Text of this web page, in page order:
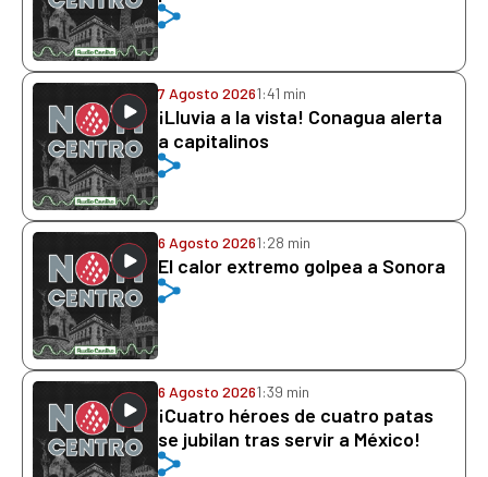
7 Agosto 20261:41 min
¡Lluvia a la vista! Conagua alerta
a capitalinos
6 Agosto 20261:28 min
El calor extremo golpea a Sonora
6 Agosto 20261:39 min
¡Cuatro héroes de cuatro patas
se jubilan tras servir a México!